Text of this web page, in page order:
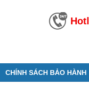
CHÍNH SÁCH BẢO HÀNH